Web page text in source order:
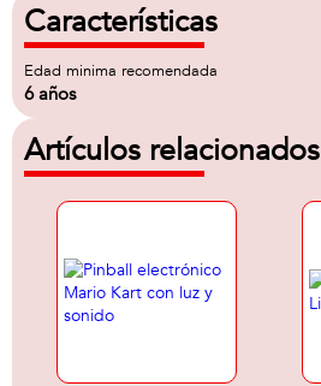
Características
Edad minima recomendada
6 años
Artículos relacionados